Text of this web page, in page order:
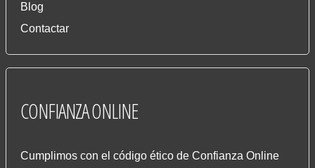
Blog
Contactar
CONFIANZAONLINE
Cumplimos con el código ético de Confianza Online